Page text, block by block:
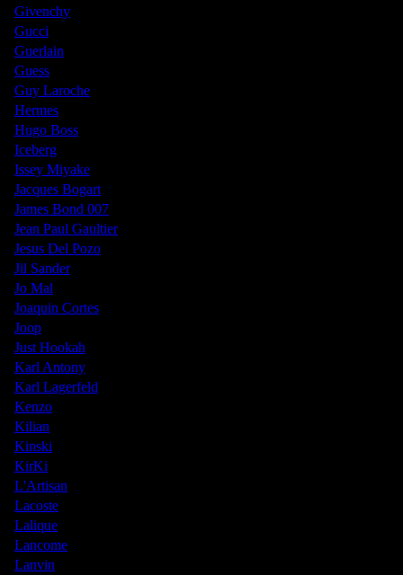
Givenchy
Gucci
Guerlain
Guess
Guy Laroche
Hermes
Hugo Boss
Iceberg
Issey Miyake
Jacques Bogart
James Bond 007
Jean Paul Gaultier
Jesus Del Pozo
Jil Sander
Jo Mal
Joaquin Cortes
Joop
Just Hookah
Karl Antony
Karl Lagerfeld
Kenzo
Kilian
Kinski
KirKi
L'Artisan
Lacoste
Lalique
Lancome
Lanvin